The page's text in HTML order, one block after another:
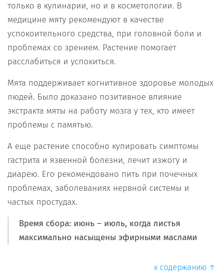
только в кулинарии, но и в косметологии. В
медицине мяту рекомендуют в качестве
успокоительного средства, при головной боли и
проблемах со зрением. Растение помогает
расслабиться и успокиться.
Мята поддерживает когнитивное здоровье молодых
людей. Было доказано позитивное влияние
экстракта мяты на работу мозга у тех, кто имеет
проблемы с памятью.
А еще растение способно купировать симптомы
гастрита и язвенной болезни, лечит изжогу и
диарею. Его рекомендовано пить при почечных
проблемах, заболеваниях нервной системы и
частых простудах.
Время сбора: июнь – июль, когда листья
максимально насыщены эфирными маслами
к содержанию ↑